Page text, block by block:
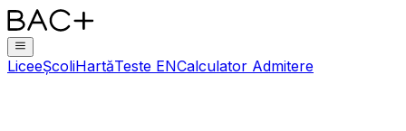
LiceeȘcoliHartăTeste ENCalculator Admitere